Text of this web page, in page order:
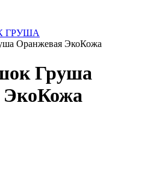
ГРУША
Оранжевая ЭкоКожа
Груша